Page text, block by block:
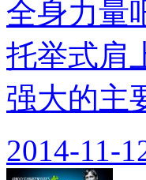
全身力量
托举式肩
强大的主
2014-11-